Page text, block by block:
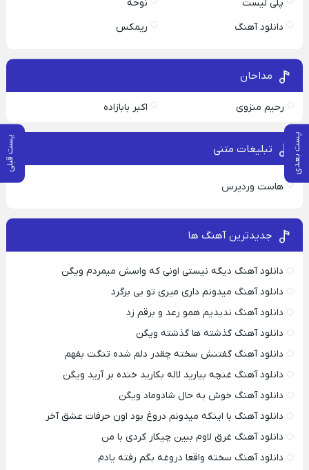
پست بعدی پست قبلی
پلی لیست
نوحه
دانلود آهنگ
ریمکس
مداحان
رحیم منزوی اکبر بابازاده
تبلیغات متنی
هاست وردپرس
جدیدترین آهنگ ها
دانلود آهنگ دیگه نیستی اونی که واسش میمردم ویگن
دانلود آهنگ میدونم داری میری تو بی برگرد
دانلود آهنگ ندیدیم همو رعد و برقم زد
دانلود آهنگ گذشته ها گذشته ویگن
دانلود آهنگ گفتنش سخته چقدر دلم شده تنگت بفهم
دانلود آهنگ غنچه بیارید لاله بکارید خنده بر آرید ویگن
دانلود آهنگ خوش به حال شادوماد ویگن
دانلود آهنگ با اینکه میدونم دروغ بود اون حرفات عشق آخر
دانلود آهنگ غرق لاوم ببین چیکار کردی با من
دانلود آهنگ سخته واقعا دروغه بگم رفته یادم